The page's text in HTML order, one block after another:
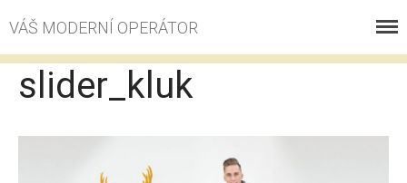
VOLÁNÍ
PROČ S NÁMI
VÁŠ MODERNÍ OPERÁTOR
slider_kluk